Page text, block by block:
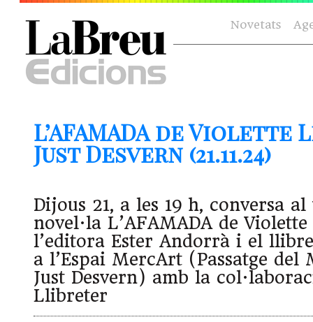
Novetats
L’AFAMADA de Violette
Just Desvern (21.11.24)
Dijous 21, a les 19 h, conversa
novel·la L’AFAMADA de
l’editora Ester Andorrà i el
a l’Espai MercArt (Passatge del
Just Desvern) amb la
Llibreter